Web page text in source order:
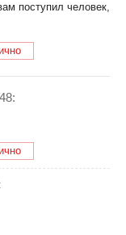
поступил человек,